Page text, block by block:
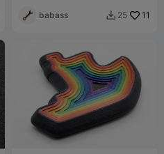
de pruebas (3.3V / 5V /
babass  25 11